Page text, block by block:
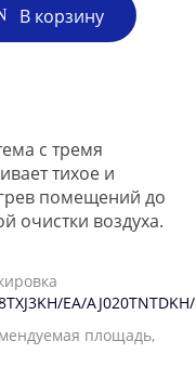
В корзину
с тремя
тихое и
помещений до
очистки воздуха.
EA/
площадь,